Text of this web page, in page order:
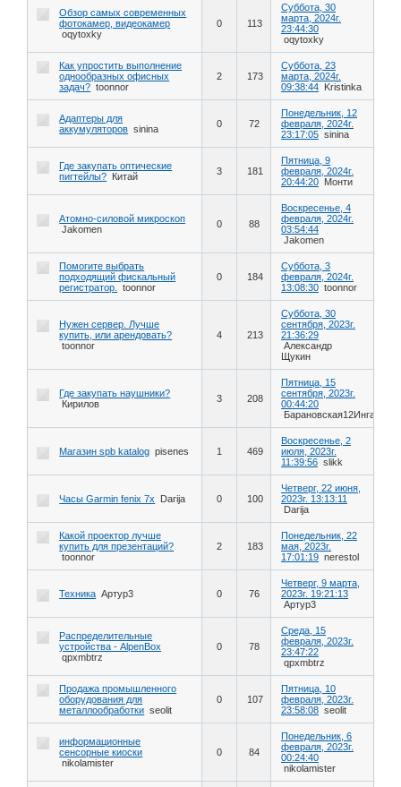
Обзор самых современных
фотокамер, видеокамер
oqytoxky
0 113
Суббота, 30
марта, 2024г.
23:44:30
oqytoxky
Как упростить выполнение
однообразных офисных
задач? toonnor
2 173
Суббота, 23
марта, 2024г.
09:38:44 Kristinka
Адаптеры для
аккумуляторов sinina 0 72
Понедельник, 12
февраля, 2024г.
23:17:05 sinina
Где закупать оптические
пигтейлы? Китай 3 181
Пятница, 9
февраля, 2024г.
20:44:20 Монти
Атомно-силовой микроскоп
Jakomen
0 88
Воскресенье, 4
февраля, 2024г.
03:54:44
Jakomen
Помогите выбрать
подходящий фискальный
регистратор.
toonnor
0 184
Суббота, 3
февраля, 2024г.
13:08:30 toonnor
Нужен сервер. Лучше
купить, или арендовать?
toonnor
4 213
Суббота, 30
сентября, 2023г.
21:36:29
Александр
Щукин
Где закупать наушники?
Кирилов
3 208
Пятница, 15
сентября, 2023г.
00:44:20
Барановская12Инга
Магазин spb katalog pisenes 1 469
Воскресенье, 2
июля, 2023г.
11:39:56 slikk
Часы Garmin fenix 7x Darija 0 100
Четверг, 22 июня,
2023г. 13:13:11
Darija
Какой проектор лучше
купить для презентаций?
toonnor
2 183
Понедельник, 22
мая, 2023г.
17:01:19 nerestol
Техника Артур3 0 76
Четверг, 9 марта,
2023г. 19:21:13
Артур3
Распределительные
устройства - AlpenBox
qpxmbtrz
0 78
Среда, 15
февраля, 2023г.
23:47:22
qpxmbtrz
Продажа промышленного
оборудования для
металлообработки seolit
0 107
Пятница, 10
февраля, 2023г.
23:58:08 seolit
информационные
сенсорные киоски
nikolamister
0 84
Понедельник, 6
февраля, 2023г.
00:24:40
nikolamister